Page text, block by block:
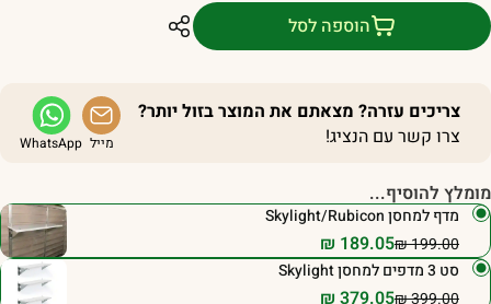
הוספה לסל
צריכים עזרה? מצאתם את המוצר בזול יותר?
צרו קשר עם הנציג!
מייל WhatsApp
להוסיף...
מדף למחסן Skylight/Rubicon
₪199.00
₪ 189.05
סט 3 מדפים למחסן Skylight
₪399.00
₪ 379.05